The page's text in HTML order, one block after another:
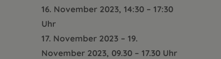
16. November 2023, 14:30 – 17:30
Uhr
17. November 2023 – 19.
November 2023, 09.30 – 17.30 Uhr